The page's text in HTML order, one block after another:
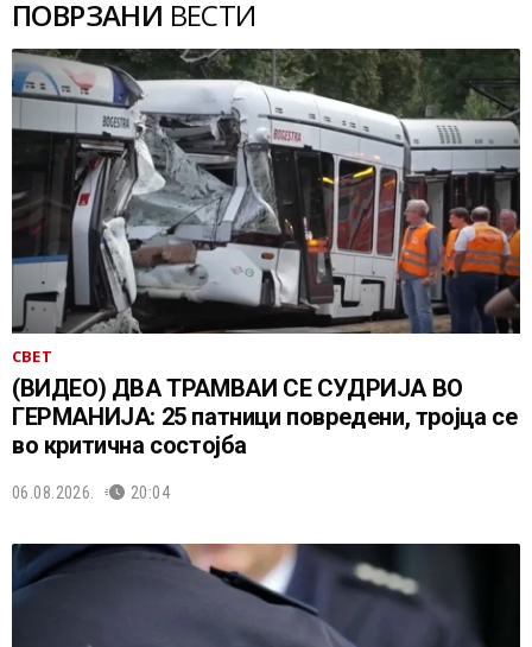
ПОВРЗАНИ ВЕСТИ
СВЕТ
(ВИДЕО) ДВА ТРАМВАИ СЕ СУДРИЈА ВО
ГЕРМАНИЈА: 25 патници повредени, тројца се
во критична состојба
06.08.2026. 20:04